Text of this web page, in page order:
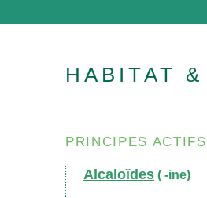
HABITAT
PRINCIPES ACTIFS
Alcaloïdes ( -ine)